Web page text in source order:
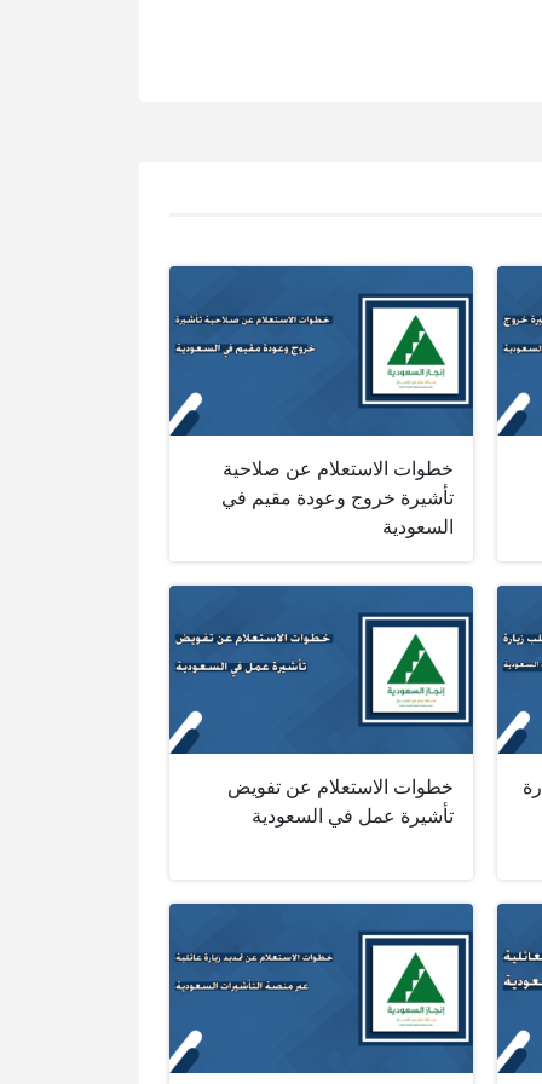
خطوات الاستعلام عن صلاحية
تأشيرة خروج وعودة مقيم في
السعودية
خطوات الاستعلام عن تفويض
تأشيرة عمل في السعودية